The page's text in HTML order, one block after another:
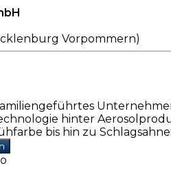
Vorpommern)
hinter
bis hin zu